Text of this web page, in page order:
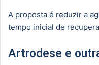
A proposta é reduzir a
tempo inicial de
Artrodese e